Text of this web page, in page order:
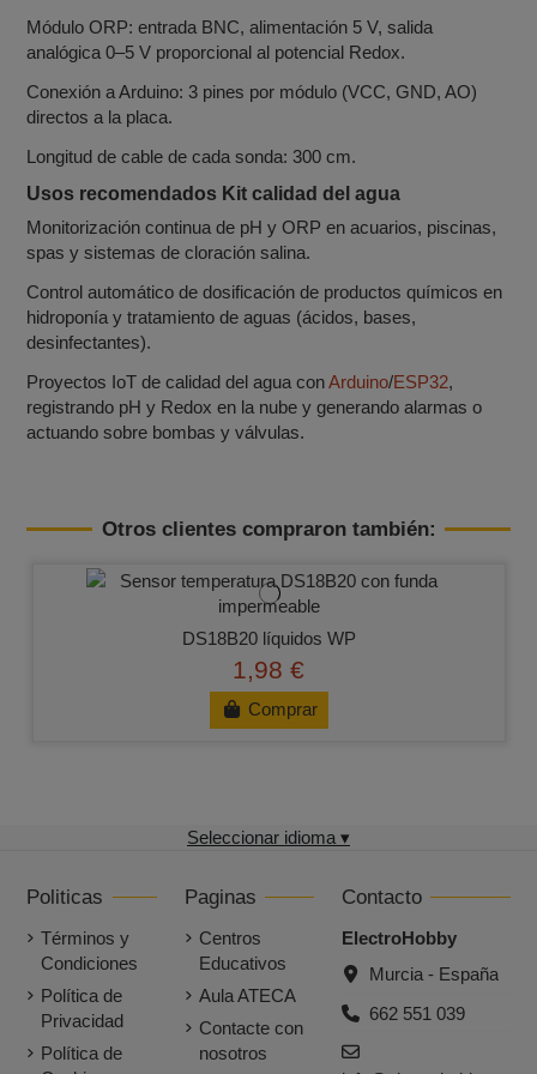
Módulo ORP: entrada BNC, alimentación 5 V, salida
analógica 0–5 V proporcional al potencial Redox.
Conexión a Arduino: 3 pines por módulo (VCC, GND, AO)
directos a la placa.
Longitud de cable de cada sonda: 300 cm.
Usos recomendados Kit calidad del agua
Monitorización continua de pH y ORP en acuarios, piscinas,
spas y sistemas de cloración salina.
Control automático de dosificación de productos químicos en
hidroponía y tratamiento de aguas (ácidos, bases,
desinfectantes).
Proyectos IoT de calidad del agua conArduino/ESP32,
registrando pH y Redox en la nube y generando alarmas o
actuando sobre bombas y válvulas.
Otros clientes compraron también:
DS18B20 líquidos WP
1,98 €
Comprar
Seleccionar idioma ▾
Politicas
Términos y
Condiciones
Política de
Privacidad
Política de
Paginas
Centros
Educativos
Aula ATECA
Contacte con
nosotros
Contacto
ElectroHobby
Murcia - España
662 551 039